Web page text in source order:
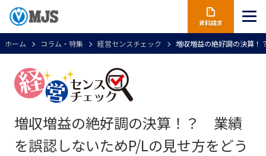
資料請求
ホーム コラム・特集 経営センスチェック 増収増益の絶好調の決算
増収増益の絶好調の決算！？ 業績
を誤認しないためP/Lの見せ方をどう